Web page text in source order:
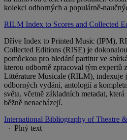
kolekci odborných a populárně-
RILM Index to Scores and Collected
Dříve Index to Printed Music (IPM),
Collected Editions (RISE) je
pomůckou pro hledání partitur ve
kterou odborně zpracoval tým expertů
Littérature Musicale (RILM), indexuje
odborných vydání, antologií a
světa, včetně základních metadat,
běžně nenacházejí.
International Bibliography of Theatre
· Plný text